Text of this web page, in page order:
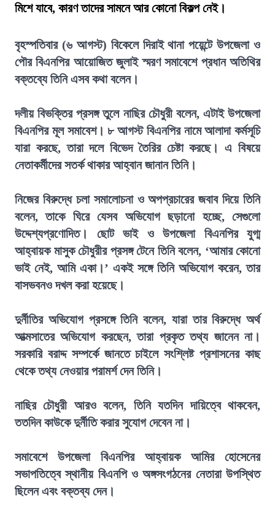
মিশে যাবে, কারণ তাদের সামনে আর কোনো বিকল্প নেই।
বৃহস্পতিবার (৬ আগস্ট) বিকেলে দিরাই থানা পয়েন্টে উপজেলা ও
পৌর বিএনপির আয়োজিত জুলাই স্মরণ সমাবেশে প্রধান অতিথির
বক্তব্যে তিনি এসব কথা বলেন।
দলীয় বিভক্তির প্রসঙ্গ তুলে নাছির চৌধুরী বলেন, এটাই উপজেলা
বিএনপির মূল সমাবেশ। ৮ আগস্ট বিএনপির নামে আলাদা কর্মসূচি
যারা করছে, তারা দলে বিভেদ তৈরির চেষ্টা করছে। এ বিষয়ে
নেতাকর্মীদের সতর্ক থাকার আহ্বান জানান তিনি।
নিজের বিরুদ্ধে চলা সমালোচনা ও অপপ্রচারের জবাব দিয়ে তিনি
বলেন, তাকে ঘিরে যেসব অভিযোগ ছড়ানো হচ্ছে, সেগুলো
উদ্দেশ্যপ্রণোদিত। ছোট ভাই ও উপজেলা বিএনপির যুগ্ম
আহ্বায়ক মাসুক চৌধুরীর প্রসঙ্গ টেনে তিনি বলেন, ‘আমার কোনো
ভাই নেই, আমি একা।’ একই সঙ্গে তিনি অভিযোগ করেন, তার
বাসভবনও দখল করা হয়েছে।
দুর্নীতির অভিযোগ প্রসঙ্গে তিনি বলেন, যারা তার বিরুদ্ধে অর্থ
আত্মসাতের অভিযোগ করছেন, তারা প্রকৃত তথ্য জানেন না।
সরকারি বরাদ্দ সম্পর্কে জানতে চাইলে সংশ্লিষ্ট প্রশাসনের কাছ
থেকে তথ্য নেওয়ার পরামর্শ দেন তিনি।
নাছির চৌধুরী আরও বলেন, তিনি যতদিন দায়িত্বে থাকবেন,
ততদিন কাউকে দুর্নীতি করার সুযোগ দেবেন না।
সমাবেশে উপজেলা বিএনপির আহ্বায়ক আমির হোসেনের
সভাপতিত্বে স্থানীয় বিএনপি ও অঙ্গসংগঠনের নেতারা উপস্থিত
ছিলেন এবং বক্তব্য দেন।